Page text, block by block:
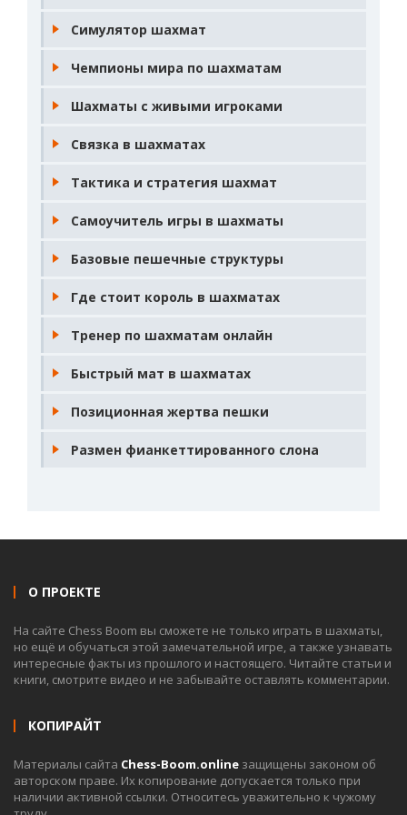
Симулятор шахмат
Чемпионы мира по шахматам
Шахматы с живыми игроками
Связка в шахматах
Тактика и стратегия шахмат
Самоучитель игры в шахматы
Базовые пешечные структуры
Где стоит король в шахматах
Тренер по шахматам онлайн
Быстрый мат в шахматах
Позиционная жертва пешки
Размен фианкеттированного слона
О ПРОЕКТЕ
На сайте Chess Boom вы сможете не только играть в шахматы,
но ещё и обучаться этой замечательной игре, а также узнавать
интересные факты из прошлого и настоящего. Читайте статьи и
книги, смотрите видео и не забывайте оставлять комментарии.
КОПИРАЙТ
Материалы сайта Chess-Boom.online защищены законом об
авторском праве. Их копирование допускается только при
наличии активной ссылки. Относитесь уважительно к чужому